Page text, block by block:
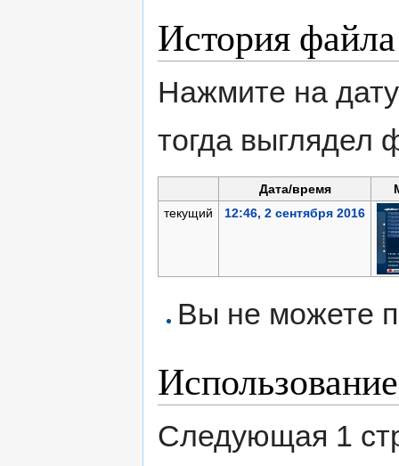
История файла
Нажмите на
тогда выглядел
Дата/время
текущий
12:46, 2 сентября 2016
Вы не можете
Следующая 1